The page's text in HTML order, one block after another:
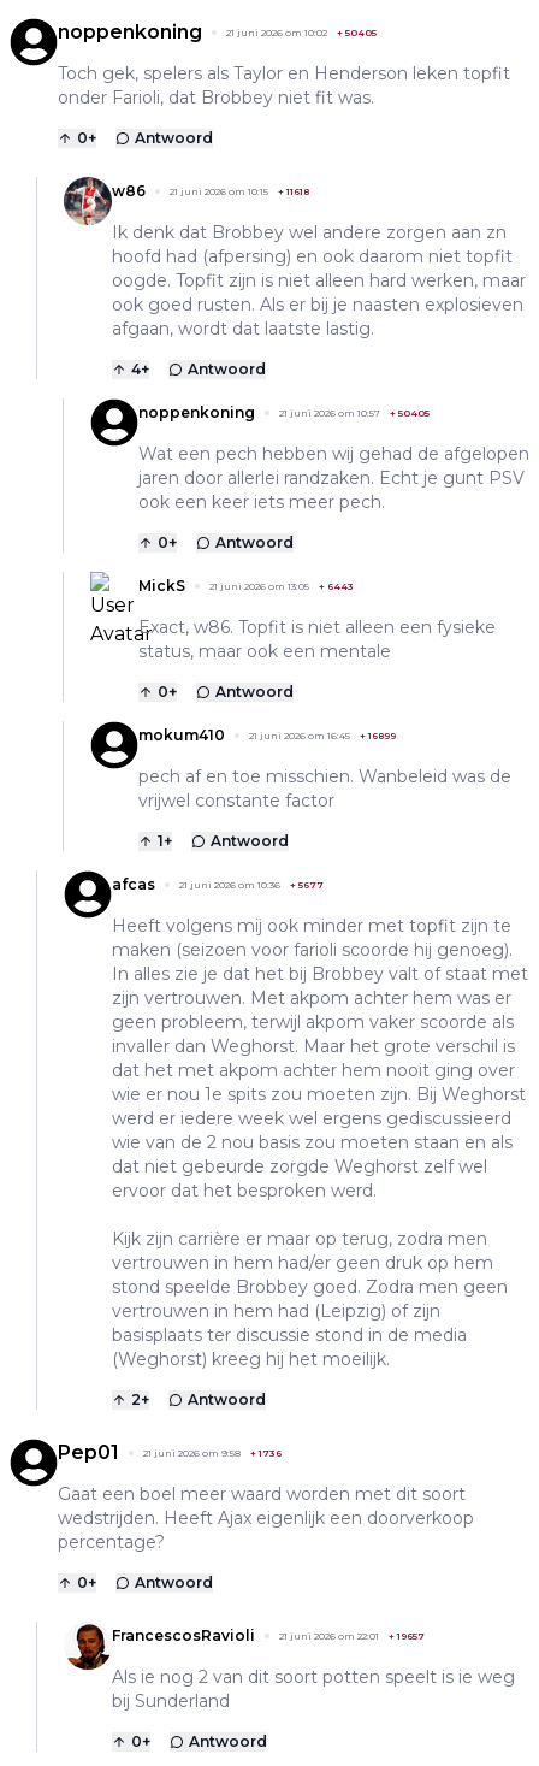
noppenkoning 21 juni 2026 om 10:02 +50405
Toch gek, spelers als Taylor en Henderson leken topfit
onder Farioli, dat Brobbey niet fit was.
0+ Antwoord
w86 21 juni 2026 om 10:15 +11618
Ik denk dat Brobbey wel andere zorgen aan zn
hoofd had (afpersing) en ook daarom niet topfit
oogde. Topfit zijn is niet alleen hard werken, maar
ook goed rusten. Als er bij je naasten explosieven
afgaan, wordt dat laatste lastig.
4+ Antwoord
noppenkoning 21 juni 2026 om 10:57 +50405
Wat een pech hebben wij gehad de afgelopen
jaren door allerlei randzaken. Echt je gunt PSV
ook een keer iets meer pech.
0+ Antwoord
MickS 21 juni 2026 om 13:05 + 6443
Exact, w86. Topfit is niet alleen een fysieke
status, maar ook een mentale
0+ Antwoord
mokum410 21 juni 2026 om 16:45 +16899
pech af en toe misschien. Wanbeleid was de
vrijwel constante factor
1+ Antwoord
afcas 21 juni 2026 om 10:36 +5677
Heeft volgens mij ook minder met topfit zijn te
maken (seizoen voor farioli scoorde hij genoeg).
In alles zie je dat het bij Brobbey valt of staat met
zijn vertrouwen. Met akpom achter hem was er
geen probleem, terwijl akpom vaker scoorde als
invaller dan Weghorst. Maar het grote verschil is
dat het met akpom achter hem nooit ging over
wie er nou 1e spits zou moeten zijn. Bij Weghorst
werd er iedere week wel ergens gediscussieerd
wie van de 2 nou basis zou moeten staan en als
dat niet gebeurde zorgde Weghorst zelf wel
ervoor dat het besproken werd.
Kijk zijn carrière er maar op terug, zodra men
vertrouwen in hem had/er geen druk op hem
stond speelde Brobbey goed. Zodra men geen
vertrouwen in hem had (Leipzig) of zijn
basisplaats ter discussie stond in de media
(Weghorst) kreeg hij het moeilijk.
2+ Antwoord
Pep01 21 juni 2026 om 9:58 +1736
Gaat een boel meer waard worden met dit soort
wedstrijden. Heeft Ajax eigenlijk een doorverkoop
percentage?
0+ Antwoord
FrancescosRavioli 21 juni 2026 om 22:01 +19657
Als ie nog 2 van dit soort potten speelt is ie weg
bij Sunderland
0+ Antwoord